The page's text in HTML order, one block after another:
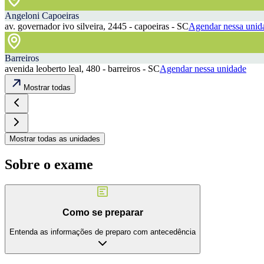
Angeloni Capoeiras
av. governador ivo silveira, 2445 - capoeiras - SCAgendar nessa
Barreiros
avenida leoberto leal, 480 - barreiros - SCAgendar nessa unidade
Mostrar todas
Mostrar todas as unidades
Sobre o exame
Como se preparar
Entenda as informações de preparo com antecedência